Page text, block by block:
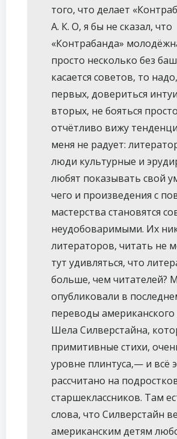
того, что делает
А. К. О, я бы не сказал, что
«Контрабанда»
просто несколько без
касается советов, то
первых, довериться
вторых, не бояться
отчётливо вижу
меня не радует:
люди культурные и
любят показывать свой
чего и произведения с
мастерства становятся
неудобоваримыми. Их
литераторов, читать не
тут удивляться, что
больше, чем читателей?
опубликовали в
переводы американского
Шела Силверстайна,
примитивные стихи,
уровне плинтуса,— и всё
рассчитано на
старшеклассников. Там
слова, что Силверстайн
американским детям